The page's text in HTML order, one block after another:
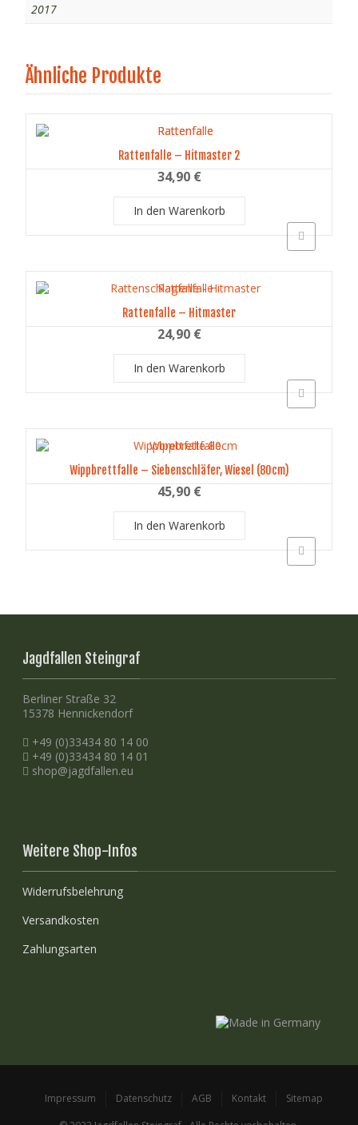
2017
Ähnliche Produkte
Rattenfalle – Hitmaster 2
34,90 €
In den Warenkorb
Rattenfalle – Hitmaster
24,90 €
In den Warenkorb
Wippbrettfalle – Siebenschläfer, Wiesel (80cm)
45,90 €
In den Warenkorb
Jagdfallen Steingraf
Berliner Straße 32
15378 Hennickendorf
+49 (0)33434 80 14 00
+49 (0)33434 80 14 01
shop@jagdfallen.eu
Weitere Shop-Infos
Widerrufsbelehrung
Versandkosten
Zahlungsarten
Impressum Datenschutz AGB Kontakt
Sitemap